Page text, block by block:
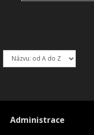
Administrace